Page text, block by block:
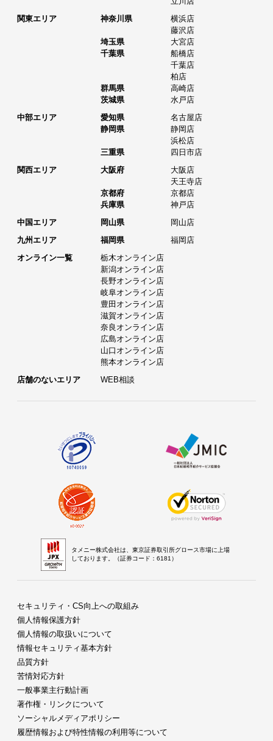
関東エリア
神奈川県
横浜店
藤沢店
埼玉県
大宮店
千葉県
船橋店
千葉店
柏店
群馬県
高崎店
茨城県
水戸店
中部エリア
愛知県
名古屋店
静岡県
静岡店
浜松店
三重県
四日市店
関西エリア
大阪府
大阪店
天王寺店
京都府
京都店
兵庫県
神戸店
中国エリア
岡山県
岡山店
九州エリア
福岡県
福岡店
オンライン一覧
栃木オンライン店
新潟オンライン店
長野オンライン店
岐阜オンライン店
豊田オンライン店
滋賀オンライン店
奈良オンライン店
広島オンライン店
山口オンライン店
熊本オンライン店
店舗のないエリア
WEB相談
タメニー株式会社は、東京証券取引所グロース市場に上場
しております。（証券コード：6181）
セキュリティ・CS向上への取組み
個人情報保護方針
個人情報の取扱いについて
情報セキュリティ基本方針
品質方針
苦情対応方針
一般事業主行動計画
著作権・リンクについて
ソーシャルメディアポリシー
履歴情報および特性情報の利用等について